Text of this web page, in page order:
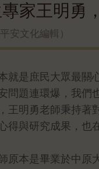
家王明勇
安文化編輯）
就是庶民大眾最關
問題連環爆，我們
王明勇老師秉持著
得與研究成果，也
原本是畢業於中原